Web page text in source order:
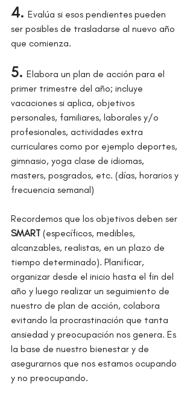
4. Evalúa si esos pendientes pueden
ser posibles de trasladarse al nuevo año
que comienza.
5. Elabora un plan de acción para el
primer trimestre del año; incluye
vacaciones si aplica, objetivos
personales, familiares, laborales y/o
profesionales, actividades extra
curriculares como por ejemplo deportes,
gimnasio, yoga clase de idiomas,
masters, posgrados, etc. (días, horarios y
frecuencia semanal)
Recordemos que los objetivos deben ser
SMART (específicos, medibles,
alcanzables, realistas, en un plazo de
tiempo determinado). Planificar,
organizar desde el inicio hasta el fin del
año y luego realizar un seguimiento de
nuestro de plan de acción, colabora
evitando la procrastinación que tanta
ansiedad y preocupación nos genera. Es
la base de nuestro bienestar y de
asegurarnos que nos estamos ocupando
y no preocupando.